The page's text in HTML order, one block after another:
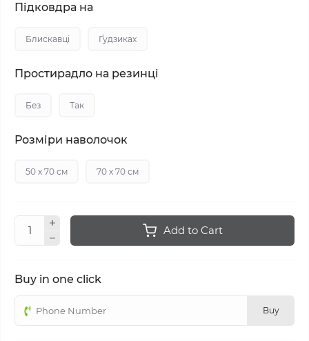
Підковдра на
Блискавці Ґудзиках
Простирадло на резинці
Без Так
Розміри наволочок
50 х 70 см 70 х 70 см
Add to Cart
Buy in one click
Buy